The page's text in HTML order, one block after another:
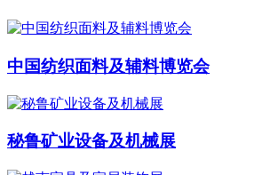
中国纺织面料及辅料博览会
秘鲁矿业设备及机械展